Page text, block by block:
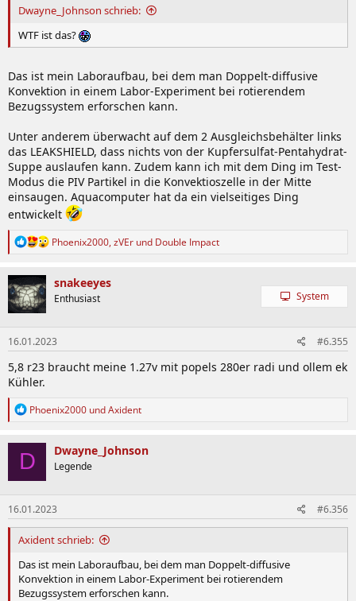
Dwayne_Johnson schrieb:
WTF ist das?
Das ist mein Laboraufbau, bei dem man Doppelt-diffusive
Konvektion in einem Labor-Experiment bei rotierendem
Bezugssystem erforschen kann.
Unter anderem überwacht auf dem 2 Ausgleichsbehälter links
das LEAKSHIELD, dass nichts von der Kupfersulfat-Pentahydrat-
Suppe auslaufen kann. Zudem kann ich mit dem Ding im Test-
Modus die PIV Partikel in die Konvektioszelle in der Mitte
einsaugen. Aquacomputer hat da ein vielseitiges Ding
entwickelt
R
k
n
e
n
:
Phoenix2000, zVEr und Double Impact
snakeeyes
Enthusiast System
16.01.2023 #6.355
5,8 r23 braucht meine 1.27v mit popels 280er radi und ollem ek
Kühler.
R
k
t
i
o
n
e
n
:
Phoenix2000 undAxident
D Dwayne_Johnson
Legende
16.01.2023 #6.356
Axident schrieb:
Das ist mein Laboraufbau, bei dem man Doppelt-diffusive
Konvektion in einem Labor-Experiment bei rotierendem
Bezugssystem erforschen kann.